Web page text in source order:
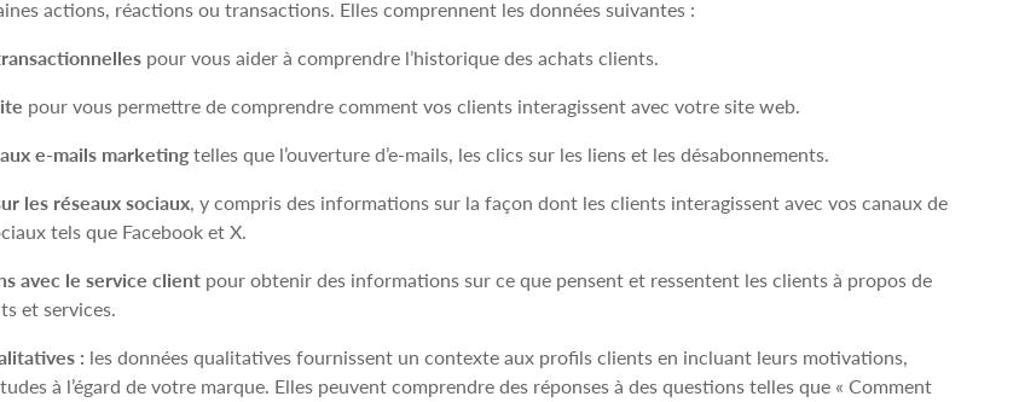
actions, réactions ou transactions. Elles comprennent les données suivantes :
pour vous aider à comprendre l’historique des achats clients.
pour vous permettre de comprendre comment vos clients interagissent avec votre site web.
e‑mails marketingtelles que l’ouverture d’e‑mails, les clics sur les liens et les désabonnements.
les réseaux sociaux, y compris des informations sur la façon dont les clients interagissent avec vos canaux de
tels que Facebook et X.
avec le service client pour obtenir des informations sur ce que pensent et ressentent les clients à propos de
et services.
: les données qualitatives fournissent un contexte aux profils clients en incluant leurs motivations,
à l’égard de votre marque. Elles peuvent comprendre des réponses à des questions telles que « Comment